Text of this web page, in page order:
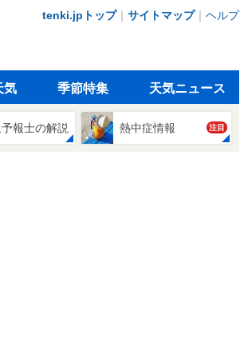
tenki.jpトップ｜ サイトマップ｜ ヘルプ
気 季節特集 天気ニュース
報士の解説 熱中症情報 注目